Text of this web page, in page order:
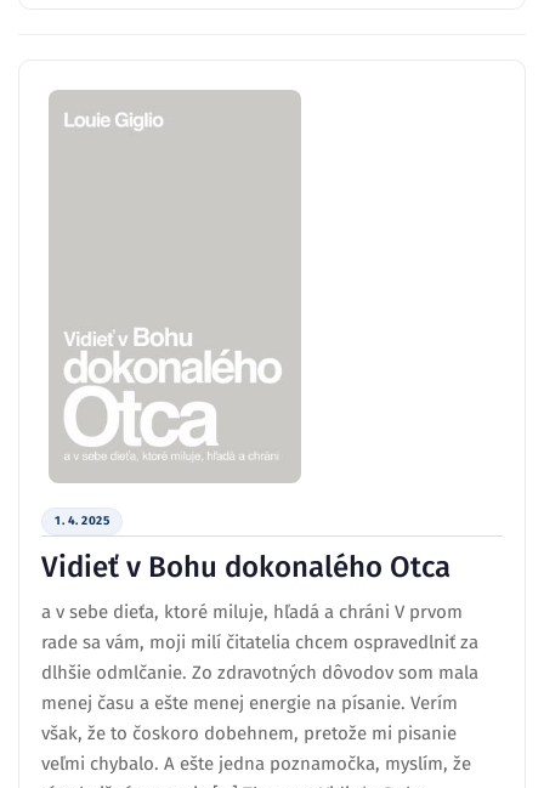
1. 4. 2025
Vidieť v Bohu dokonalého Otca
a v sebe dieťa, ktoré miluje, hľadá a chráni V prvom
rade sa vám, moji milí čitatelia chcem ospravedlniť za
dlhšie odmlčanie. Zo zdravotných dôvodov som mala
menej času a ešte menej energie na písanie. Verím
však, že to čoskoro dobehnem, pretože mi pisanie
veľmi chybalo. A ešte jedna poznamočka, myslím, že